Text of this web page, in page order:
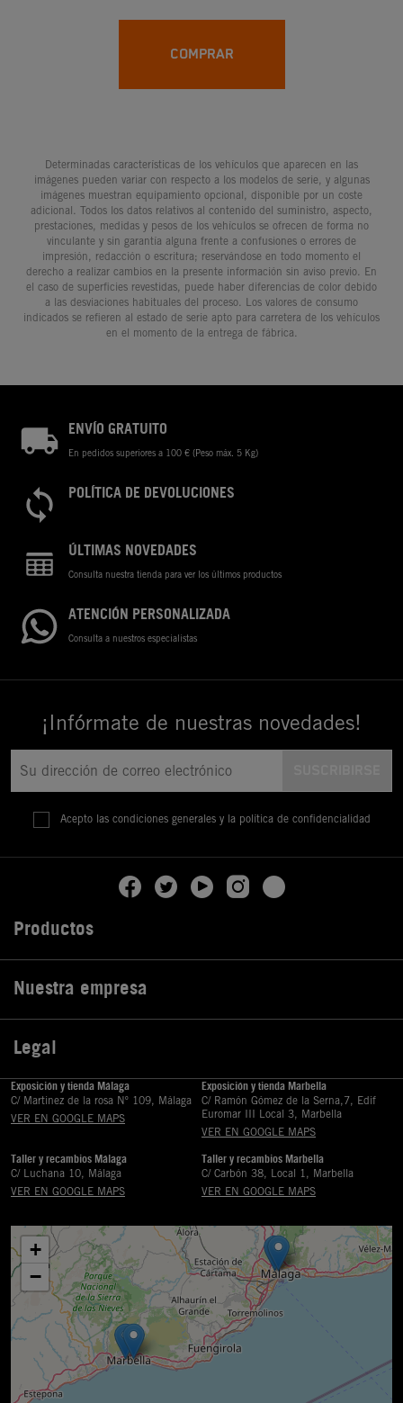
COMPRAR
Determinadas características de los vehículos que aparecen en las
imágenes pueden variar con respecto a los modelos de serie, y algunas
imágenes muestran equipamiento opcional, disponible por un coste
adicional. Todos los datos relativos al contenido del suministro, aspecto,
prestaciones, medidas y pesos de los vehículos se ofrecen de forma no
vinculante y sin garantía alguna frente a confusiones o errores de
impresión, redacción o escritura; reservándose en todo momento el
derecho a realizar cambios en la presente información sin aviso previo. En
el caso de superficies revestidas, puede haber diferencias de color debido
a las desviaciones habituales del proceso. Los valores de consumo
indicados se refieren al estado de serie apto para carretera de los vehículos
en el momento de la entrega de fábrica.
ENVÍO GRATUITO
En pedidos superiores a 100 € (Peso máx. 5 Kg)
POLÍTICA DE DEVOLUCIONES
ÚLTIMAS NOVEDADES
Consulta nuestra tienda para ver los últimos productos
ATENCIÓN PERSONALIZADA
Consulta a nuestros especialistas
¡Infórmate de nuestras novedades!
Acepto las condiciones generales y la política de confidencialidad
Productos
Nuestra empresa
Legal
Exposición y tienda Málaga
C/ Martinez de la rosa Nº 109, Málaga
VER EN GOOGLE MAPS
Exposición y tienda Marbella
C/ Ramón Gómez de la Serna,7, Edif
Euromar III Local 3, Marbella
VER EN GOOGLE MAPS
Taller y recambios Málaga
C/ Luchana 10, Málaga
VER EN GOOGLE MAPS
Taller y recambios Marbella
C/ Carbón 38, Local 1, Marbella
VER EN GOOGLE MAPS
+
−